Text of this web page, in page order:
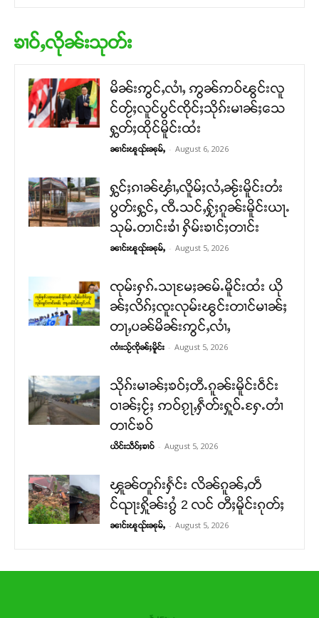
ၶၢဝ်ႇလိုၼ်းသုတ်း
မိၼ်းဢွင်ႇလၢႆႇ ဢွၼ်ဢဝ်ၽွင်းလူ
င်တႂ်ႈလူင်ပွင်ၸိုင်ႈသိုၵ်းမၢၼ်ႈသေ
ႁွတ်ႈထိုင်မိူင်းထႆး
ၼၢင်းၽူၺ်းၼုမ်ႇ - August 6, 2026
ႁွင်ႈၵၢၼ်ၾၢႆႇလိူမ်ႈလႆႇၼႂ်းမိူင်းတႆး
ပွတ်းႁွင်ႇ ၸီႉသင်ႇႁႂ်ႈၵူၼ်းမိူင်းယႃႉ
သုမ်ႉတၢင်းၶၢႆ ႁိမ်းၶၢင်ႈတၢင်း
ၼၢင်းၽူၺ်းၼုမ်ႇ - August 5, 2026
ၸုမ်းႁၵ်ႉသႃမႄႈၼမ်ႉမိူင်းထႆး ယို
ၼ်ႈလိၵ်ႈၸူးလုမ်းၽွင်းတၢင်မၢၼ်ႈ
တႃႇပၼ်မိၼ်းဢွင်ႇလၢႆႇ
ၸၢႆးသႂ်ၸိုၼ်ႈမိူင်း - August 5, 2026
သိုၵ်းမၢၼ်ႈၶဝ်ႈတီႉၵူၼ်းမိူင်းဝဵင်း
ဝၢၼ်ႈငႂ်ႈ ဢဝ်ၵႂႃႇႁဵတ်းႁူဝ်ႉႁႄႉတၢႆ
တၢင်ၶဝ်
ယိင်းသဵဝ်ႈၶၢဝ် - August 5, 2026
ၾူၼ်တူၵ်းႁႅင်း လိၼ်ၵူၼ်ႇတဵ
င်ၺႃးႁိူၼ်းၵွႆ 2 လင် တီႈမိူင်းၵုတ်ႈ
ၼၢင်းၽူၺ်းၼုမ်ႇ - August 5, 2026